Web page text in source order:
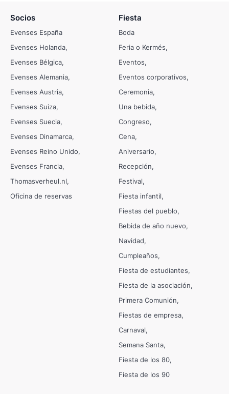
Socios
Evenses España
Evenses Holanda
Evenses Bélgica
Evenses Alemania
Evenses Austria
Evenses Suiza
Evenses Suecia
Evenses Dinamarca
Evenses Reino Unido
Evenses Francia
Thomasverheul.nl
Oficina de reservas
Fiesta
Boda
Feria o Kermés
Eventos
Eventos corporativos
Ceremonia
Una bebida
Congreso
Cena
Aniversario
Recepción
Festival
Fiesta infantil
Fiestas del pueblo
Bebida de año nuevo
Navidad
Cumpleaños
Fiesta de estudiantes
Fiesta de la asociación
Primera Comunión
Fiestas de empresa
Carnaval
Semana Santa
Fiesta de los 80
Fiesta de los 90